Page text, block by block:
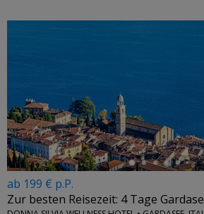
ab 199 € p.P.
Zur besten Reisezeit: 4 Tage